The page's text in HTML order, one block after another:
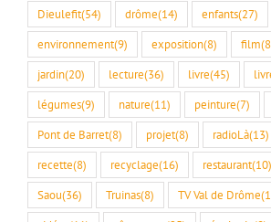
Dieulefit(54) drôme(14) enfants(27)
environnement(9) exposition(8) film
jardin(20) lecture(36) livre(45)
légumes(9) nature(11) peinture(7)
Pont de Barret(8) projet(8) radioLà(13)
recette(8) recyclage(16) restaurant(10)
Saou(36) Truinas(8) TV Val de Drôme